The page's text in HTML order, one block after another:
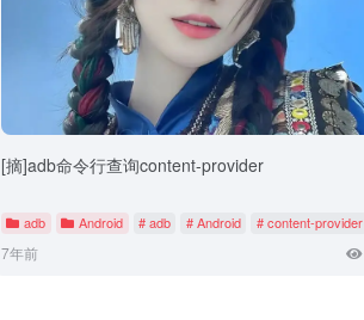
[摘]adb命令行查询content-provider
adb Android # adb # Android # content-provider
7年前